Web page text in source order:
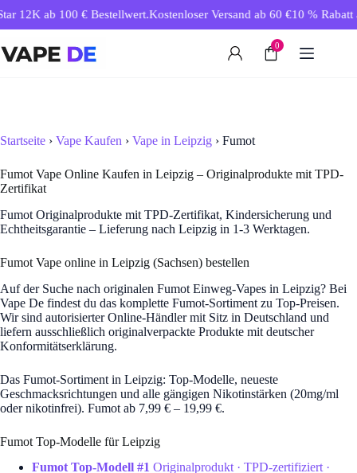
Inhalt
12K ab 100 € Bestellwert.Kostenloser Versand ab 60 € 10 % Rabatt
0
Startseite › Vape Kaufen › Vape in Leipzig › Fumot
Fumot Vape Online Kaufen in Leipzig – Originalprodukte mit TPD-
Zertifikat
Fumot Originalprodukte mit TPD-Zertifikat, Kindersicherung und
Echtheitsgarantie – Lieferung nach Leipzig in 1-3 Werktagen.
Fumot Vape online in Leipzig (Sachsen) bestellen
Auf der Suche nach originalen Fumot Einweg-Vapes in Leipzig? Bei
Vape De findest du das komplette Fumot-Sortiment zu Top-Preisen.
Wir sind autorisierter Online-Händler mit Sitz in Deutschland und
liefern ausschließlich originalverpackte Produkte mit deutscher
Konformitätserklärung.
Das Fumot-Sortiment in Leipzig: Top-Modelle, neueste
Geschmacksrichtungen und alle gängigen Nikotinstärken (20mg/ml
oder nikotinfrei). Fumot ab 7,99 € – 19,99 €.
Fumot Top-Modelle für Leipzig
Fumot Top-Modell #1 Originalprodukt · TPD-zertifiziert ·